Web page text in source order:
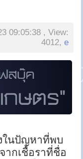
09:05:38 , View:
4012,e
ในปัญหาที่พบ
ากเชื้อราที่ชื่อ